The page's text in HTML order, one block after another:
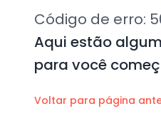
Código de erro:
Aqui estão
para você
Voltar para página